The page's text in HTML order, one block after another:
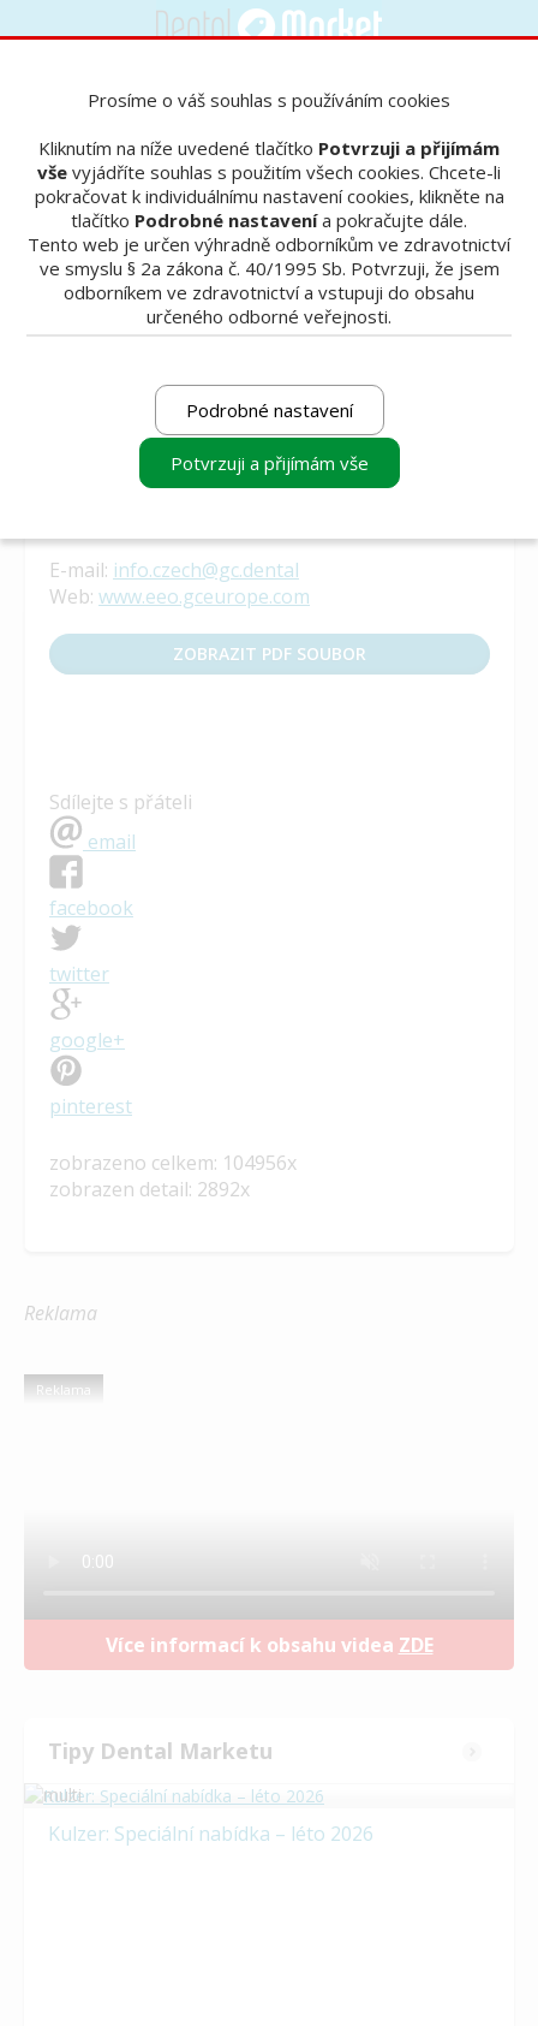
Speciální nabídka - ordinace
Speciální nabídka - ordinace
1 2 3 4 5 6 7 8 9 10
Kontakty na prodejce:
E-mail: info.czech@gc.dental
Web: www.eeo.gceurope.com
ZOBRAZIT PDF SOUBOR
Sdílejte s přáteli
email
facebook
twitter
google+
pinterest
zobrazeno celkem: 104956x
zobrazen detail: 2892x
Reklama
Více informací k obsahu videa ZDE
Reklama
Tipy Dental Marketu
Kulzer: Speciální nabídka – léto 2026
Prosíme o váš souhlas s používáním cookies
Kliknutím na níže uvedené tlačítko Potvrzuji a přijímám
vše vyjádříte souhlas s použitím všech cookies. Chcete-li
pokračovat k individuálnímu nastavení cookies, klikněte na
tlačítko Podrobné nastavenía pokračujte dále.
Tento web je určen výhradně odborníkům ve zdravotnictví
ve smyslu § 2a zákona č. 40/1995 Sb. Potvrzuji, že jsem
odborníkem ve zdravotnictví a vstupuji do obsahu
určeného odborné veřejnosti.
Podrobné nastavení
Potvrzuji a přijímám vše